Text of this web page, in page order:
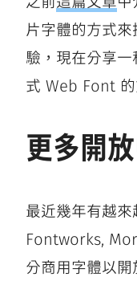
片字體的方式
驗，現在分享
式 Web Font 的
更多開
最近幾年有越
Fontworks,
分商用字體以